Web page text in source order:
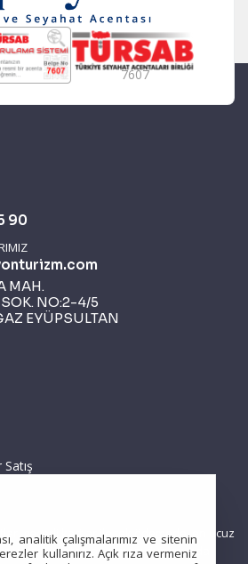
analitik çalışmalarımız ve sitenin
kullanırız. Açık rıza vermeniz
7607
90
MAH.
NO:2-4/5
EYÜPSULTAN
geçerli kartlar ile tek ödemede, en ucuz
yeterli kontenjan olması durumunda